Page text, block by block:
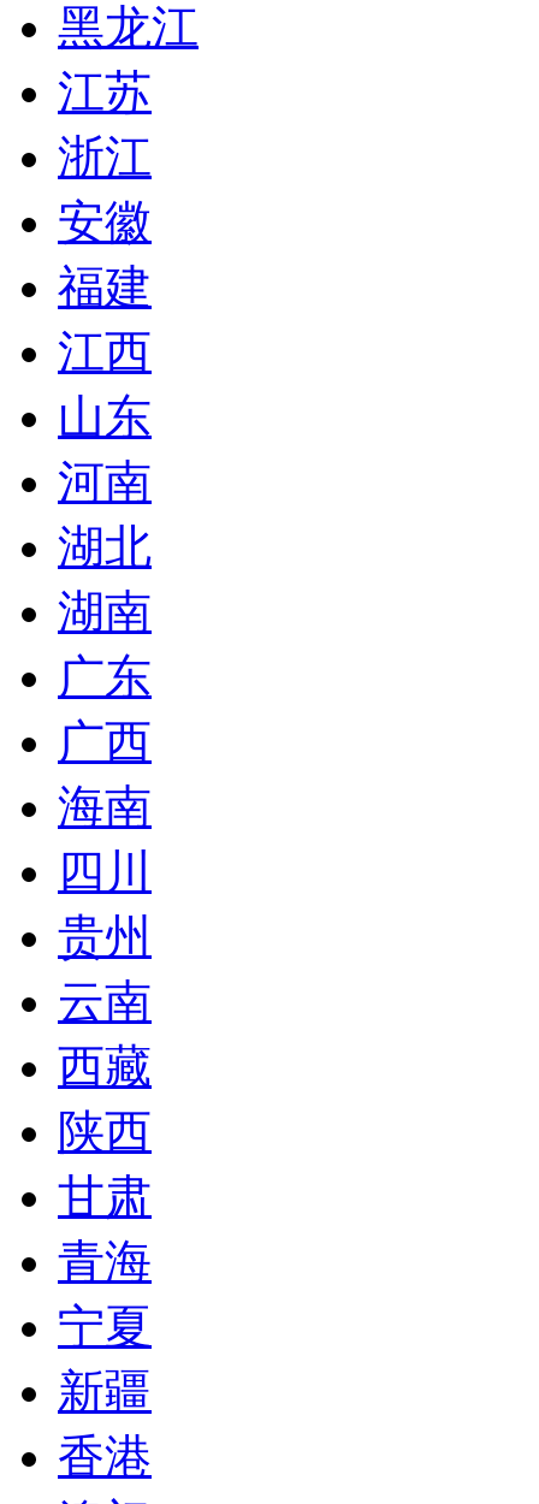
黑龙江
江苏
浙江
安徽
福建
江西
山东
河南
湖北
湖南
广东
广西
海南
四川
贵州
云南
西藏
陕西
甘肃
青海
宁夏
新疆
香港